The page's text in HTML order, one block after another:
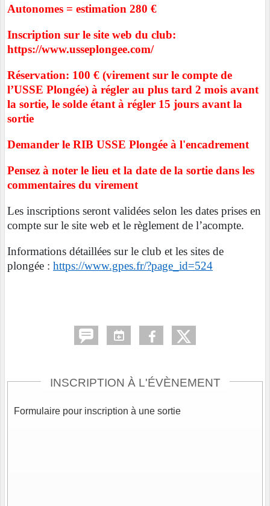
Autonomes = estimation 280 €
Inscription sur le site web du club:
https://www.usseplongee.com/
Réservation: 100 € (virement sur le compte de
l’USSE Plongée) à régler au plus tard 2 mois avant
la sortie, le solde étant à régler 15 jours avant la
sortie
Demander le RIB USSE Plongée à l'encadrement
Pensez à noter le lieu et la date de la sortie dans les
commentaires du virement
Les inscriptions seront validées selon les dates prises en
compte sur le site web et le règlement de l’acompte.
Informations détaillées sur le club et les sites de
plongée : https://www.gpes.fr/?page_id=524
INSCRIPTION À L'ÉVÈNEMENT
Formulaire pour inscription à une sortie